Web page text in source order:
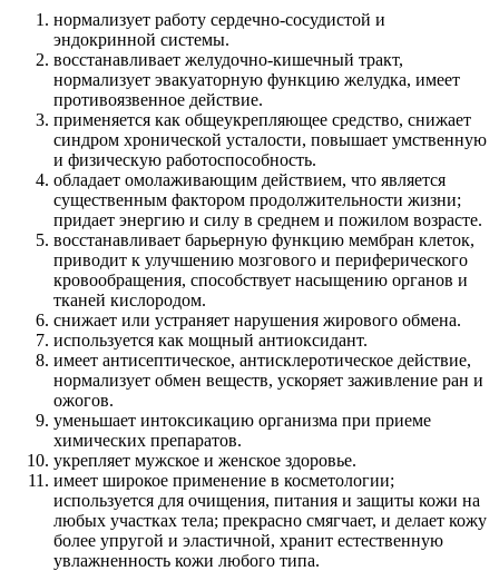
нормализует работу сердечно-сосудистой и
эндокринной системы.
восстанавливает желудочно-кишечный тракт,
нормализует эвакуаторную функцию желудка, имеет
противоязвенное действие.
применяется как общеукрепляющее средство, снижает
синдром хронической усталости, повышает умственную
и физическую работоспособность.
обладает омолаживающим действием, что является
существенным фактором продолжительности жизни;
придает энергию и силу в среднем и пожилом возрасте.
восстанавливает барьерную функцию мембран клеток,
приводит к улучшению мозгового и периферического
кровообращения, способствует насыщению органов и
тканей кислородом.
снижает или устраняет нарушения жирового обмена.
используется как мощный антиоксидант.
имеет антисептическое, антисклеротическое действие,
нормализует обмен веществ, ускоряет заживление ран и
ожогов.
уменьшает интоксикацию организма при приеме
химических препаратов.
укрепляет мужское и женское здоровье.
имеет широкое применение в косметологии;
используется для очищения, питания и защиты кожи на
любых участках тела; прекрасно смягчает, и делает кожу
более упругой и эластичной, хранит естественную
увлажненность кожи любого типа.